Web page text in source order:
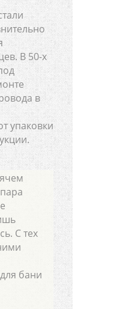
В 50-х
в
упаковки
С тех
бани